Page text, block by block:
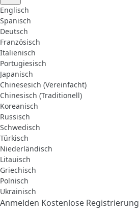
Englisch
Spanisch
Deutsch
Französisch
Italienisch
Portugiesisch
Japanisch
Chinesesich (Vereinfacht)
Chinesisch (Traditionell)
Koreanisch
Russisch
Schwedisch
Türkisch
Niederländisch
Litauisch
Griechisch
Polnisch
Ukrainisch
Anmelden Kostenlose Registrierung